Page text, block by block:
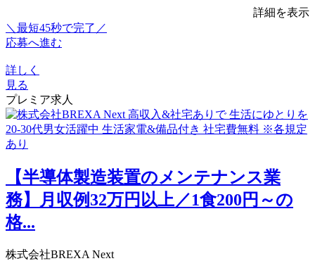
詳細を表示
＼最短45秒で完了／
応募へ進む
詳しく
見る
プレミア求人
【半導体製造装置のメンテナンス業
務】月収例32万円以上／1食200円～の
格...
株式会社BREXA Next